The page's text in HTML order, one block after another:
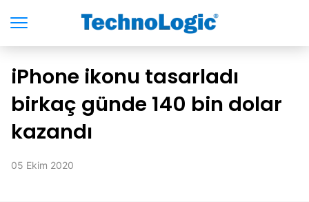
iPhone ikonu tasarladı
birkaç günde 140 bin dolar
kazandı
05 Ekim 2020